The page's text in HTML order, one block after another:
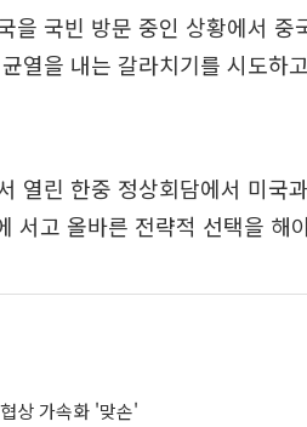
국빈 방문 중인 상황에서 중
열을 내는 갈라치기를 시도하
열린 한중 정상회담에서 미국
서고 올바른 전략적 선택을 해
상 가속화 '맞손'